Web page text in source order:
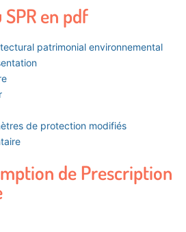
en pdf
patrimonial environnemental
de protection modifiés
de Prescription